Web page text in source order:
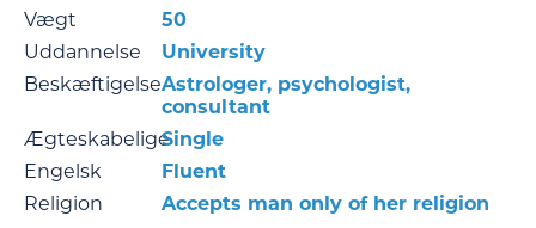
Vægt
50
Uddannelse
University
BeskæftigelseAstrologer, psychologist,
consultant
ÆgteskabeligeSingle
Engelsk
Fluent
Religion
Accepts man only of her religion